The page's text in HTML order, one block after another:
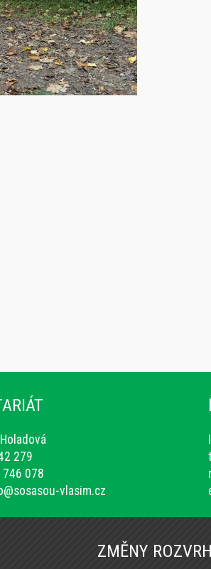
279
746 078
vlasim.cz
ZMĚNY